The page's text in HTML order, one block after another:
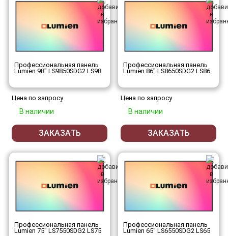
Профессиональная панель
Lumien 98" LS9850SDG2 LS98
Цена по запросу
В наличии
ЗАКАЗАТЬ
Профессиональная панель
Lumien 86" LS8650SDG2 LS86
Цена по запросу
В наличии
ЗАКАЗАТЬ
Профессиональная панель
Lumien 75" LS7550SDG2 LS75
Профессиональная панель
Lumien 65" LS6550SDG2 LS65